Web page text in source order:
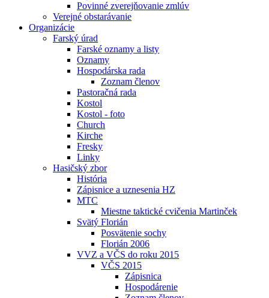
Povinné zverejňovanie zmlúv
Verejné obstarávanie
Organizácie
Farský úrad
Farské oznamy a listy
Oznamy
Hospodárska rada
Zoznam členov
Pastoračná rada
Kostol
Kostol - foto
Church
Kirche
Fresky
Linky
Hasičský zbor
História
Zápisnice a uznesenia HZ
MTC
Miestne taktické cvičenia Martinček
Svätý Florián
Posvätenie sochy
Florián 2006
VVZ a VČS do roku 2015
VČS 2015
Zápisnica
Hospodárenie